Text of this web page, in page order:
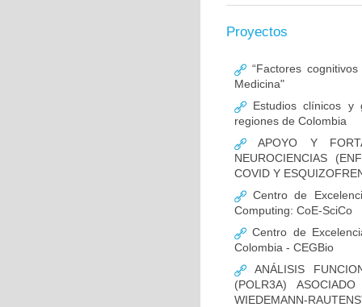
Proyectos
“Factores
Medicina"
Estudios clínicos y
regiones de Colombia
APOYO Y
NEUROCIENCIAS
COVID Y
Centro de
Computing: CoE-SciCo
Centro de
Colombia - CEGBio
ANÁLISIS
(POLR3A)
WIEDEMANN-